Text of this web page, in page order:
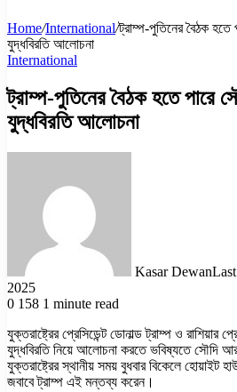
Home/International/ট্রাম্প-পুতিনের বৈঠক
যুদ্ধবিরতি আলোচনা
International
ট্রাম্প-পুতিনের বৈঠক হতে পারে
যুদ্ধবিরতি আলোচনা
Kasar Dewan
2025
0 158 1 minute read
যুক্তরাষ্ট্রের প্রেসিডেন্ট ডোনাল্ড ট্রাম্প ও রাশিয়ার
যুদ্ধবিরতি নিয়ে আলোচনা করতে ভবিষ্যতে সৌদি
যুক্তরাষ্ট্রের স্থানীয় সময় বুধবার বিকেলে হোয়াইট
জবাবে ট্রাম্প এই মন্তব্য করেন।